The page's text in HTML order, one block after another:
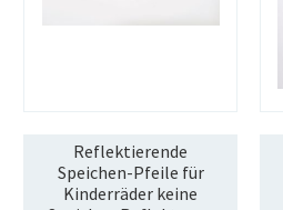
Reflektierende
Speichen-Pfeile für
Kinderräder keine